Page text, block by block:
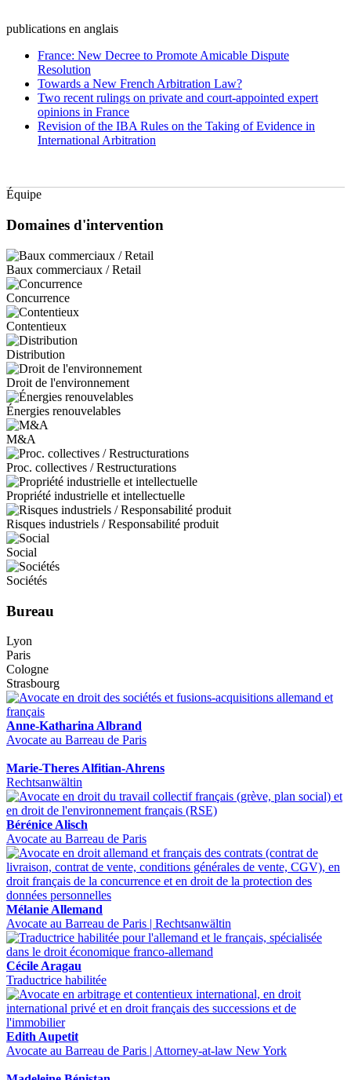
publications en anglais
France: New Decree to Promote Amicable Dispute
Resolution
Towards a New French Arbitration Law?
Two recent rulings on private and court-appointed expert
opinions in France
Revision of the IBA Rules on the Taking of Evidence in
International Arbitration
Équipe
Domaines d'intervention
Baux commerciaux / Retail
Concurrence
Contentieux
Distribution
Droit de l'environnement
Énergies renouvelables
M&A
Proc. collectives / Restructurations
Propriété industrielle et intellectuelle
Risques industriels / Responsabilité produit
Social
Sociétés
Bureau
Lyon
Paris
Cologne
Strasbourg
Anne-Katharina Albrand
Avocate au Barreau de Paris
Marie-Theres Alfitian-Ahrens
Rechtsanwältin
Bérénice Alisch
Avocate au Barreau de Paris
Mélanie Allemand
Avocate au Barreau de Paris | Rechtsanwältin
Cécile Aragau
Traductrice habilitée
Edith Aupetit
Avocate au Barreau de Paris | Attorney-at-law New York